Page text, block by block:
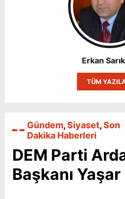
Erkan
TÜM
Gündem,Siyaset,Son
Dakika Haberleri
DEM Parti
Başkanı